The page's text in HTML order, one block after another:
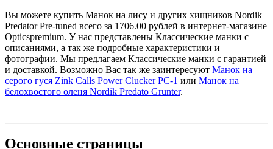
Вы можете купить Манок на лису и других хищников Nordik
Predator Pre-tuned всего за 1706.00 рублей в интернет-магазине
Opticspremium. У нас представлены Классические манки с
описаниями, а так же подробные характеристики и
фотографии. Мы предлагаем Классические манки с гарантией
и доставкой. Возможно Вас так же заинтересуют Манок на
серого гуся Zink Calls Power Clucker PC-1 или Манок на
белохвостого оленя Nordik Predato Grunter.
Основные страницы